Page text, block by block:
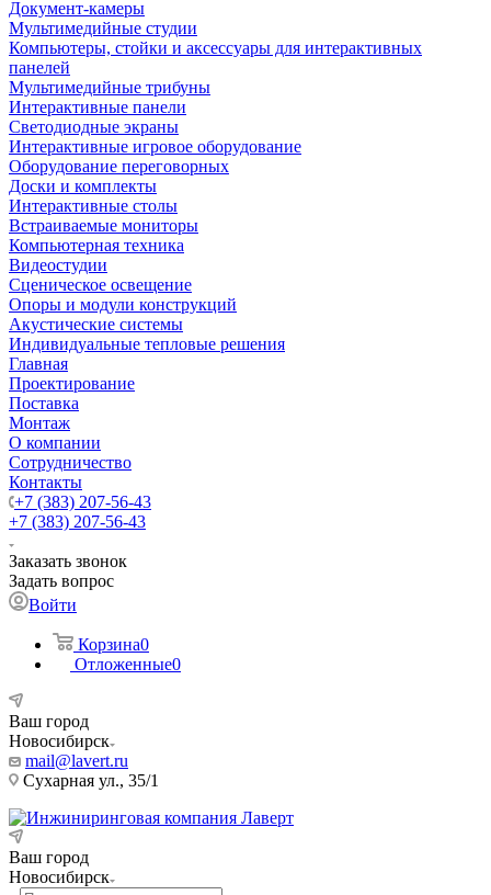
Документ-камеры
Мультимедийные студии
Компьютеры, стойки и аксессуары для интерактивных
панелей
Мультимедийные трибуны
Интерактивные панели
Светодиодные экраны
Интерактивные игровое оборудование
Оборудование переговорных
Доски и комплекты
Интерактивные столы
Встраиваемые мониторы
Компьютерная техника
Видеостудии
Cценическое освещение
Опоры и модули конструкций
Акустические системы
Индивидуальные тепловые решения
Главная
Проектирование
Поставка
Монтаж
О компании
Сотрудничество
Контакты
+7 (383) 207-56-43
+7 (383) 207-56-43
Заказать звонок
Задать вопрос
Войти
Корзина0
Отложенные0
Ваш город
Новосибирск
mail@lavert.ru
Сухарная ул., 35/1
Ваш город
Новосибирск